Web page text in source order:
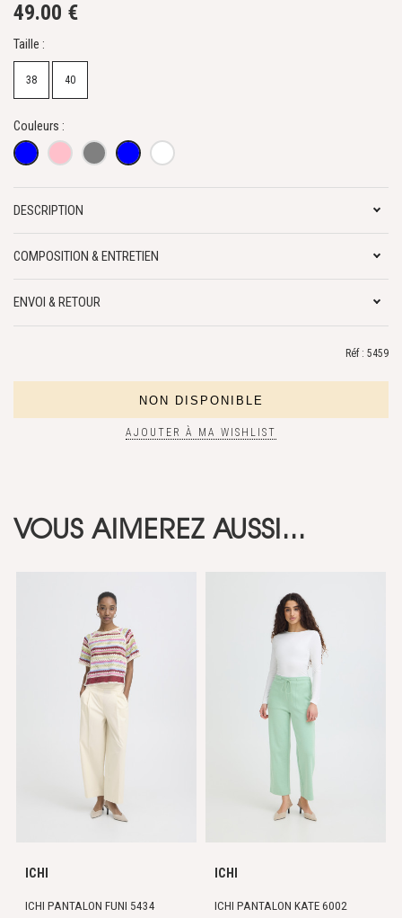
49.00 €
Taille :
38 40
Couleurs :
DESCRIPTION
COMPOSITION & ENTRETIEN
ENVOI & RETOUR
Réf : 5459
AJOUTER À MA WISHLIST
VOUS AIMEREZ AUSSI...
ICHI
ICHI PANTALON FUNI 5434
ICHI
ICHI PANTALON KATE 6002